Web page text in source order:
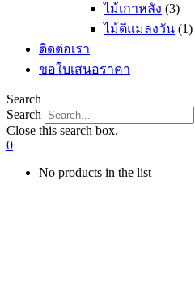
ไม้เกาหลัง (3)
ไม้ตีแมลงวัน (1)
ติดต่อเรา
ขอใบเสนอราคา
Search
Search
Close this search box.
0
No products in the list